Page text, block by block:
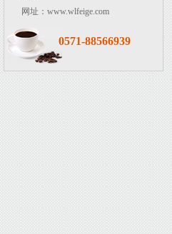
网址：www.wlfeige.com
0571-88566939